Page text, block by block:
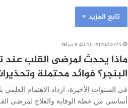
تابع المزيد »
2026/02/25 8:45:10 صباحًا
ماذا يحدث لمرضى القلب عند
البنجر؟ فوائد محتملة
في السنوات الأخيرة، ازداد الاهتمام العلمي
أساسي من خطة الوقاية والعلاج لمرضى